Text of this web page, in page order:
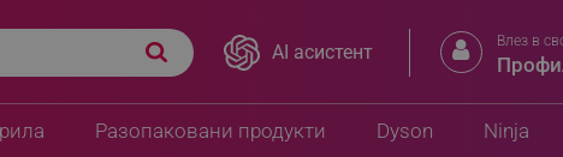
AI асистент  Влез в
Разопаковани продукти Dyson Ninja
ПЦД:30.62 € / 59.90 лв.
Добави в